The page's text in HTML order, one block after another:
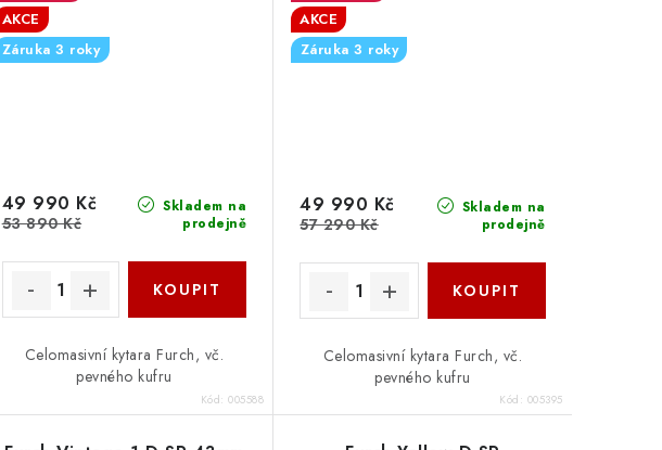
AKCE
Záruka 3 roky
Skladem na
prodejně
49 990 Kč
53 890 Kč
Celomasivní kytara Furch, vč.
pevného kufru
Kód:005588
AKCE
Záruka 3 roky
Skladem na
prodejně
49 990 Kč
57 290 Kč
Celomasivní kytara Furch, vč.
pevného kufru
Kód: 005395